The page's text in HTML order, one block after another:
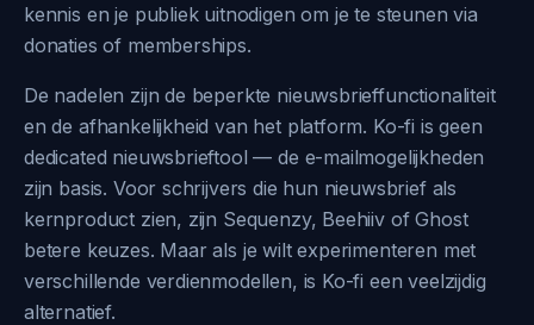
kennis en je publiek uitnodigen om je te steunen via
donaties of memberships.
De nadelen zijn de beperkte nieuwsbrieffunctionaliteit
en de afhankelijkheid van het platform. Ko-fi is geen
dedicated nieuwsbrieftool — de e-mailmogelijkheden
zijn basis. Voor schrijvers die hun nieuwsbrief als
kernproduct zien, zijn Sequenzy, Beehiiv of Ghost
betere keuzes. Maar als je wilt experimenteren met
verschillende verdienmodellen, is Ko-fi een veelzijdig
alternatief.